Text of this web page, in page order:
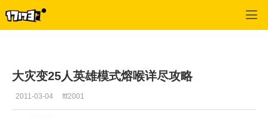
大灾变25人英雄模式熔喉详尽攻略
2011-03-04 ftf2001